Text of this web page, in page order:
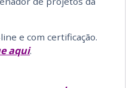
e com certificação.
aqui.